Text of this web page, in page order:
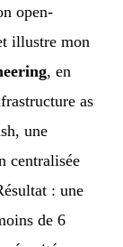
open-
illustre mon
, en
as
une
centralisée
: une
de 6